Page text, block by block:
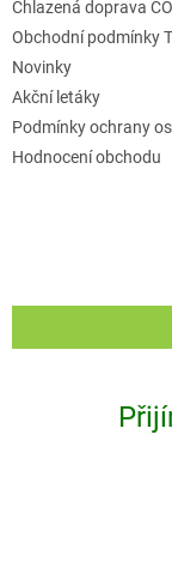
Chlazená doprava
Obchodní podmínky
Novinky
Akční letáky
Podmínky ochrany
Hodnocení obchodu